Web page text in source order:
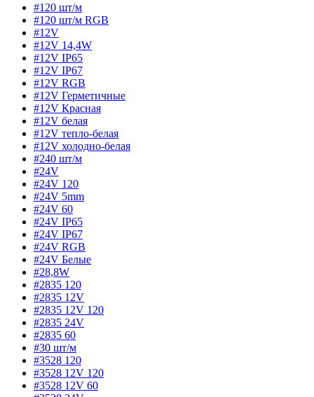
#120 шт/м
#120 шт/м RGB
#12V
#12V 14,4W
#12V IP65
#12V IP67
#12V RGB
#12V Герметичные
#12V Красная
#12V белая
#12V тепло-белая
#12V холодно-белая
#240 шт/м
#24V
#24V 120
#24V 5mm
#24V 60
#24V IP65
#24V IP67
#24V RGB
#24V Белые
#28,8W
#2835 120
#2835 12V
#2835 12V 120
#2835 24V
#2835 60
#30 шт/м
#3528 120
#3528 12V 120
#3528 12V 60